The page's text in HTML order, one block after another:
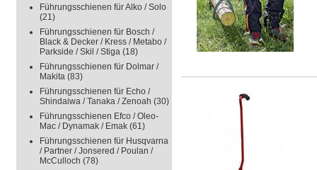
Führungsschienen für Alko / Solo
(21)
Führungsschienen für Bosch /
Black & Decker / Kress / Metabo /
Parkside / Skil / Stiga (18)
Führungsschienen für Dolmar /
Makita (83)
Führungsschienen für Echo /
Shindaiwa / Tanaka / Zenoah (30)
Führungsschienen Efco / Oleo-
Mac / Dynamak / Emak (61)
Führungsschienen für Husqvarna
/ Partner / Jonsered / Poulan /
McCulloch (78)